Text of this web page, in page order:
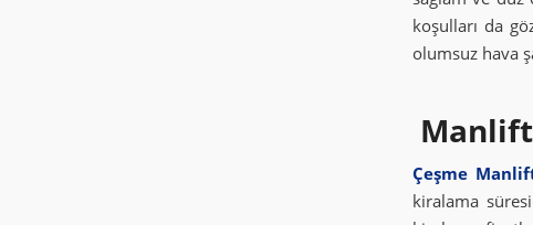
koşulları da
olumsuz hava
Çeşme
kiralama